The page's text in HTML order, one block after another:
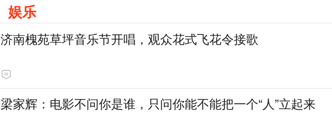
娱乐
济南槐苑草坪音乐节开唱，观众花式飞花令接歌
梁家辉：电影不问你是谁，只问你能不能把一个“人”立起来